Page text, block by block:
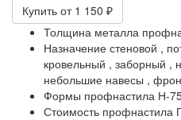
Купить от 1 150 ₽
Толщина металла
Назначение стеновой ,
кровельный , заборный ,
небольшие навесы ,
Формы профнастила Н-
Стоимость профнастила